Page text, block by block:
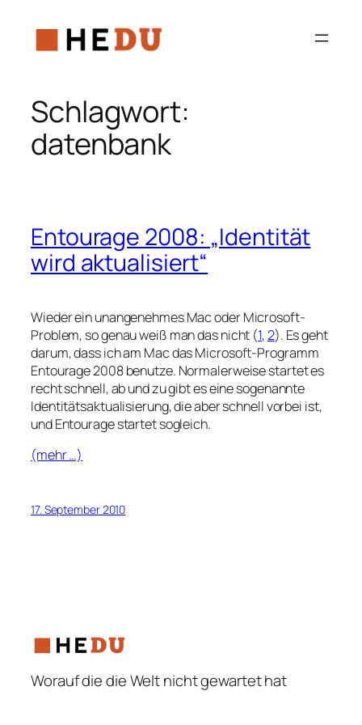
Inhalt
springen
Schlagwort:
datenbank
Entourage 2008: „Identität
wird aktualisiert“
Wieder ein unangenehmes Mac oder Microsoft-
Problem, so genau weiß man das nicht (1,2). Es geht
darum, dass ich am Mac das Microsoft-Programm
Entourage 2008 benutze. Normalerweise startet es
recht schnell, ab und zu gibt es eine sogenannte
Identitätsaktualisierung, die aber schnell vorbei ist,
und Entourage startet sogleich.
(mehr …)
17. September 2010
Worauf die die Welt nicht gewartet hat